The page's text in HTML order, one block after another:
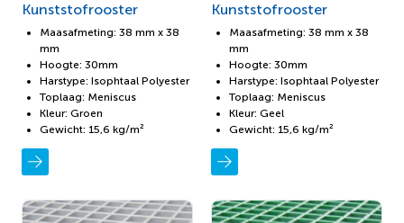
Kunststofrooster
Maasafmeting: 38 mm x 38
mm
Hoogte: 30mm
Harstype: Isophtaal Polyester
Toplaag: Meniscus
Kleur: Groen
Gewicht: 15,6 kg/m²
Kunststofrooster
Maasafmeting: 38 mm x 38
mm
Hoogte: 30mm
Harstype: Isophtaal Polyester
Toplaag: Meniscus
Kleur: Geel
Gewicht: 15,6 kg/m²